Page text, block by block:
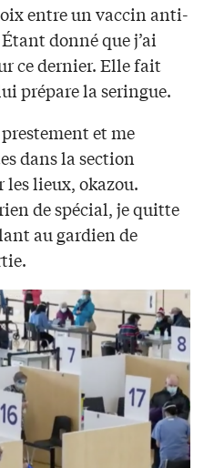
entre un vaccin anti-
donné que j’ai
ce dernier. Elle fait
prépare la seringue.
et me
dans la section
les lieux, okazou.
de spécial, je quitte
au gardien de